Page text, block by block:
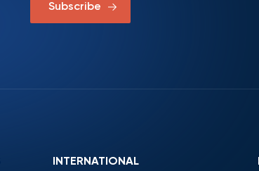
Subscribe
INTERNATIONAL